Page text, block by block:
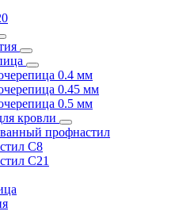
0.4 мм
0.45 мм
0.5 мм
кровли
профнастил
С8
С21